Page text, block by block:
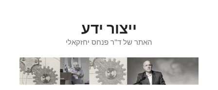
ייצור ידע
האתר של ד"ר פנחס יחזקאלי